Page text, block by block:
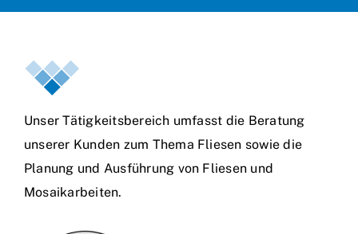
Unser Tätigkeitsbereich umfasst die Beratung
unserer Kunden zum Thema Fliesen sowie die
Planung und Ausführung von Fliesen und
Mosaikarbeiten.